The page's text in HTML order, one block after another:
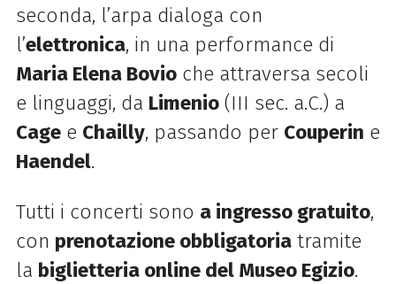
seconda, l’arpa dialoga con
l’elettronica, in una performance di
Maria Elena Bovioche attraversa secoli
e linguaggi, da Limenio(III sec. a.C.) a
Cagee Chailly, passando per Couperin e
Haendel.
Tutti i concerti sono a ingresso gratuito,
con prenotazione obbligatoriatramite
la biglietteria online del Museo Egizio.